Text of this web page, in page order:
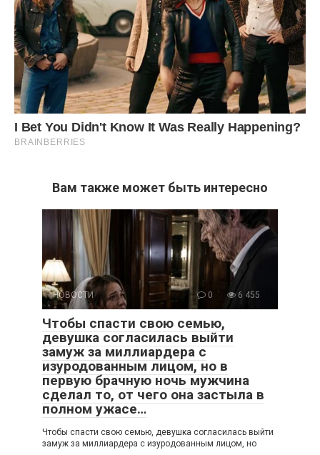
Вам также может быть интересно
НОВОСТИ 0 6 455
Чтобы спасти свою семью,
девушка согласилась выйти
замуж за миллиардера с
изуродованным лицом, но в
первую брачную ночь мужчина
сделал то, от чего она застыла в
полном ужасе…
Чтобы спасти свою семью, девушка согласилась выйти
замуж за миллиардера с изуродованным лицом, но